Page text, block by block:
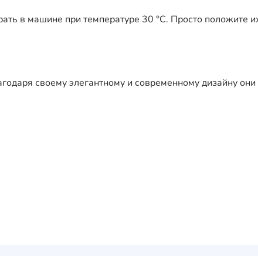
в машине при температуре 30 °С. Просто положите
своему элегантному и современному дизайну они